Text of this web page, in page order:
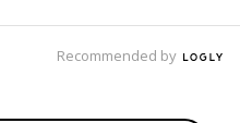
Recommended by